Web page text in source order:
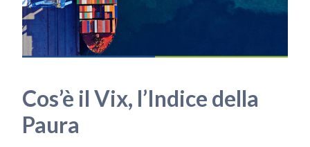
Cos’è il Vix, l’Indice della
Paura